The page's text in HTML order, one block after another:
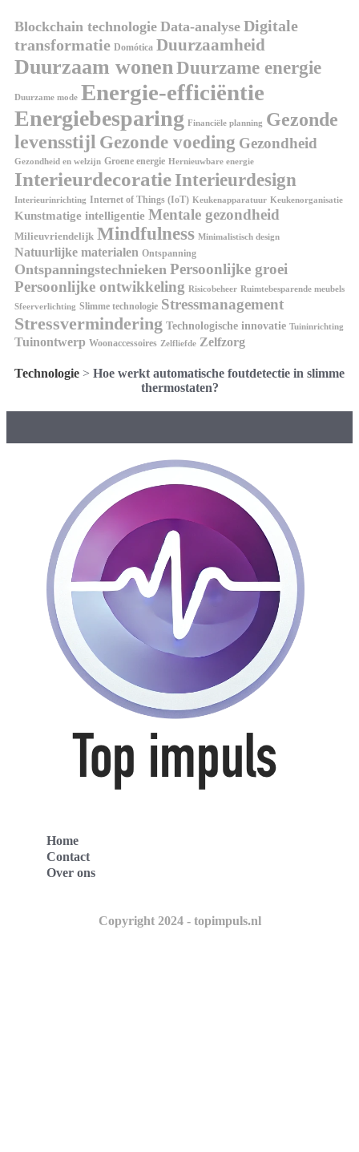
Blockchain technologie Data-analyse Digitale
transformatie Domótica Duurzaamheid
Duurzaam wonenDuurzame energie
Duurzame mode Energie-efficiëntie
Energiebesparing Financiële planning Gezonde
levensstijl Gezonde voeding Gezondheid
Gezondheid en welzijn Groene energie Hernieuwbare energie
InterieurdecoratieInterieurdesign
Interieurinrichting Internet of Things (IoT) Keukenapparatuur Keukenorganisatie
Kunstmatige intelligentie Mentale gezondheid
Milieuvriendelijk Mindfulness Minimalistisch design
Natuurlijke materialen Ontspanning
Ontspanningstechnieken Persoonlijke groei
Persoonlijke ontwikkeling Risicobeheer Ruimtebesparende meubels
Sfeerverlichting Slimme technologie Stressmanagement
Stressvermindering Technologische innovatie Tuininrichting
Tuinontwerp Woonaccessoires Zelfliefde Zelfzorg
Technologie > Hoe werkt automatische foutdetectie in slimme
thermostaten?
Home
Contact
Over ons
Copyright 2024 - topimpuls.nl